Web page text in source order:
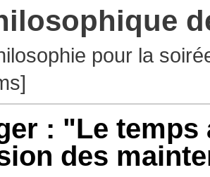
pour la
: "Le
des